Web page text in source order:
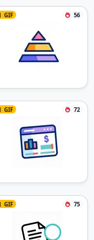
GIF 56
GIF 72
GIF 75